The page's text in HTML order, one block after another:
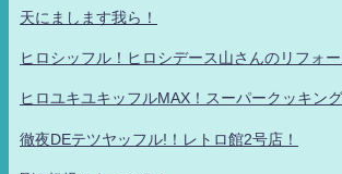
天にまします我ら！
ヒロシッフル！ヒロシデース山さんのリフォー
ヒロユキユキッフルMAX！スーパークッキング
徹夜DEテツヤッフル!！レトロ館2号店！